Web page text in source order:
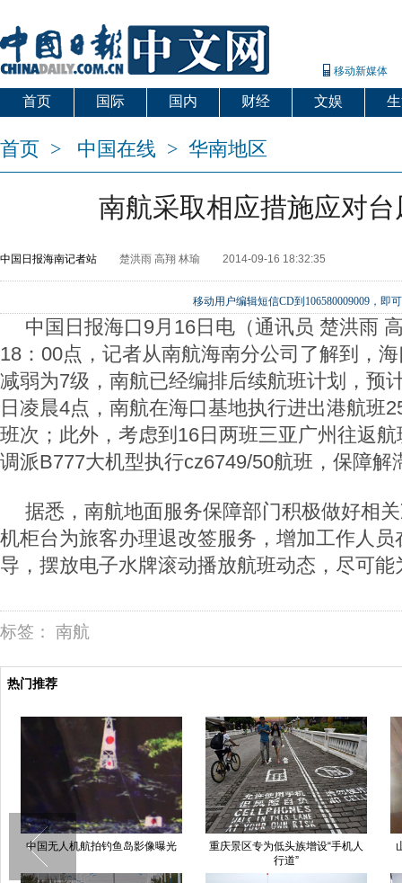
移动新媒体
首页 国际 国内 财经 文娱
首页 > 中国在线 > 华南地区
南航采取相应措施应对台
中国日报海南记者站 楚洪雨 高翔 林瑜 2014-09-16 18:32:35
移动用户编辑短信CD到106580009009，即
中国日报海口9月16日电（通讯员 楚洪雨
18：00点，记者从南航海南分公司了解到，
减弱为7级，南航已经编排后续航班计划，预
日凌晨4点，南航在海口基地执行进出港航班
班次；此外，考虑到16日两班三亚广州往返
调派B777大机型执行cz6749/50航班，保障解
据悉，南航地面服务保障部门积极做好相
机柜台为旅客办理退改签服务，增加工作人
导，摆放电子水牌滚动播放航班动态，尽可
标签： 南航
热门推荐
中国无人机航拍钓鱼岛影像曝光
重庆景区专为低头族增设“手机人
行道”